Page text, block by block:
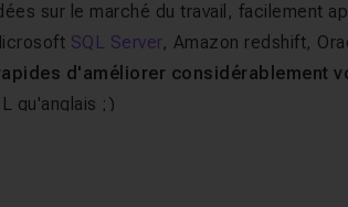
sur le marché du travail, facilement
SQL Server, Amazon redshift,
d'améliorer considérablement
qu'anglais ;)